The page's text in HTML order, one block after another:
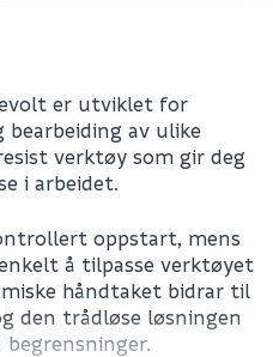
er utviklet for
av ulike
verktøy som gir deg
i arbeidet.
oppstart, mens
å tilpasse verktøyet
håndtaket bidrar til
den trådløse løsningen